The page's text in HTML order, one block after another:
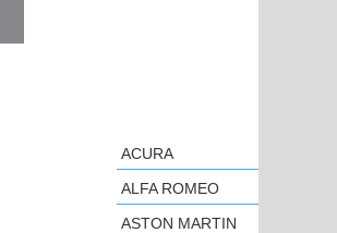
ACURA
ALFA ROMEO
ASTON MARTIN